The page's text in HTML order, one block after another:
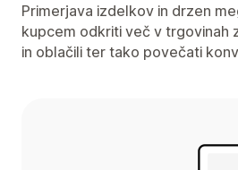
Primerjava izdelkov in drzen
kupcem odkriti več v trgovinah
in oblačili ter tako povečati